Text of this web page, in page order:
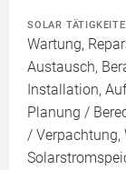
SOLAR
Wartung,
Austausch,
Installation,
Planung /
/ Verpachtung,